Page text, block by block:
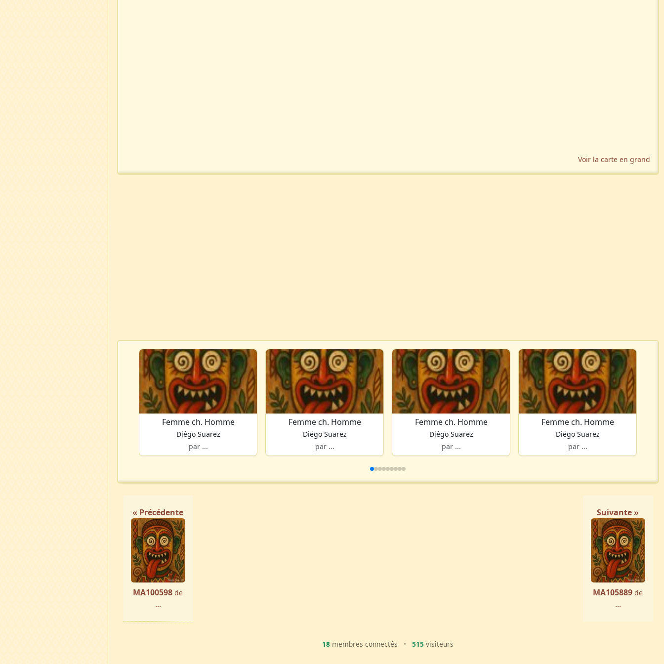
Voir la carte en grand
Femme ch. Homme
Diégo Suarez
par ...
Femme ch. Homme
Diégo Suarez
par ...
Femme ch. Homme
Diégo Suarez
par ...
Femme ch. Homme
Diégo Suarez
par ...
« Précédente
MA100598 de
...
Suivante »
MA105889 de
...
18 membres connectés • 515 visiteurs